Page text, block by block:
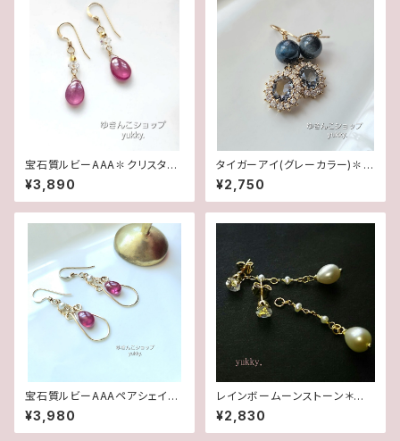
宝石質ルビーAAA✽クリスタル1
4kgfデザインピアス/イヤリング
¥3,890
タイガーアイ(グレーカラー)✽フ
レームガラス14kgfピアス/イヤ
リング
¥2,750
宝石質ルビーAAAペアシェイプ
✽淡水パール14kgfデザインピ
アス/イヤリング
¥3,980
レインボームーンストーン＊淡
水2wayポストピアス14kgf
¥2,830